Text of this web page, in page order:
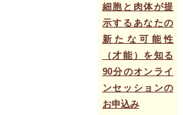
細胞と肉体が提
示するあなたの
新たな可能性
（才能）を知る
90分のオンライ
ンセッションの
お申込み